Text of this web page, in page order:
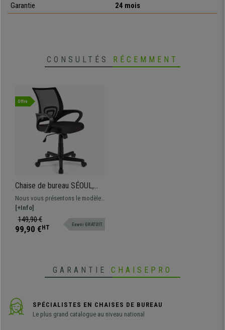
Garantie
24 mois
CONSULTÉS RÉCEMMENT
Offre
Chaise de bureau SÉOUL,
Design séduisant, Grande
Assise Rembourrée, Noir
Nous vous présentons le modèle
SÉOUL avec un design
remarquable et de plus disponible
en différentes couleurs. Ce
[+Info]
149,90 €
99,90 € HT Envoi GRATUIT
GARANTIE CHAISEPRO
SPÉCIALISTES EN CHAISES DE BUREAU
Le plus grand catalogue au niveau national